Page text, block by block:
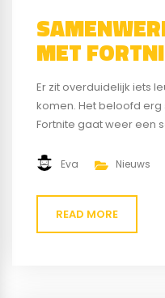
MET
Er zit overduidelijk iets
komen. Het beloofd
Fortnite gaat weer een
Batman Day, 21
bezoekers samen. Op
er al...
Eva Nieuws
READ MORE